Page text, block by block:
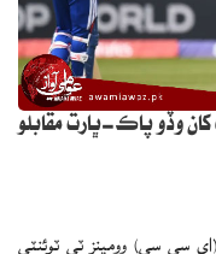
وڏو پاڪ-ڀارت مقابلو
سي سي) وومينز ٽي ٽوئنٽي